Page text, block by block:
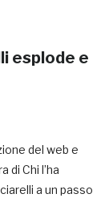
esplode e
del web e
di Chi l’ha
a un passo